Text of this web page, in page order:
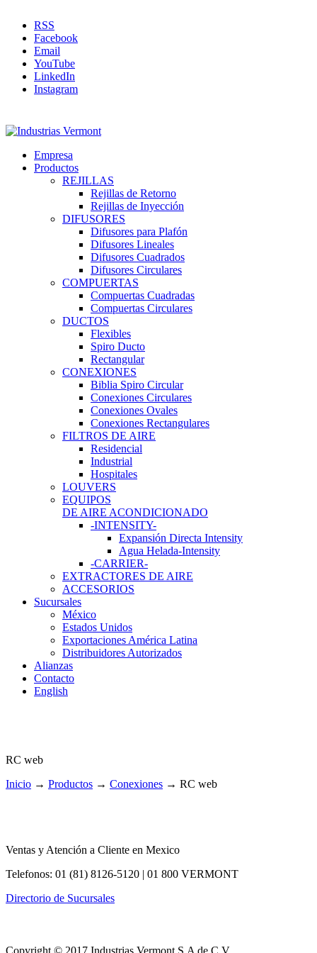
RSS
Facebook
Email
YouTube
LinkedIn
Instagram
Empresa
Productos
REJILLAS
Rejillas de Retorno
Rejillas de Inyección
DIFUSORES
Difusores para Plafón
Difusores Lineales
Difusores Cuadrados
Difusores Circulares
COMPUERTAS
Compuertas Cuadradas
Compuertas Circulares
DUCTOS
Flexibles
Spiro Ducto
Rectangular
CONEXIONES
Biblia Spiro Circular
Conexiones Circulares
Conexiones Ovales
Conexiones Rectangulares
FILTROS DE AIRE
Residencial
Industrial
Hospitales
LOUVERS
EQUIPOS
DE AIRE ACONDICIONADO
-INTENSITY-
Expansión Directa Intensity
Agua Helada-Intensity
-CARRIER-
EXTRACTORES DE AIRE
ACCESORIOS
Sucursales
México
Estados Unidos
Exportaciones América Latina
Distribuidores Autorizados
Alianzas
Contacto
English
RC web
Inicio → Productos → Conexiones → RC web
Ventas y Atención a Cliente en Mexico
Telefonos: 01 (81) 8126-5120 | 01 800 VERMONT
Directorio de Sucursales
Copyright © 2017 Industrias Vermont S.A de C.V.